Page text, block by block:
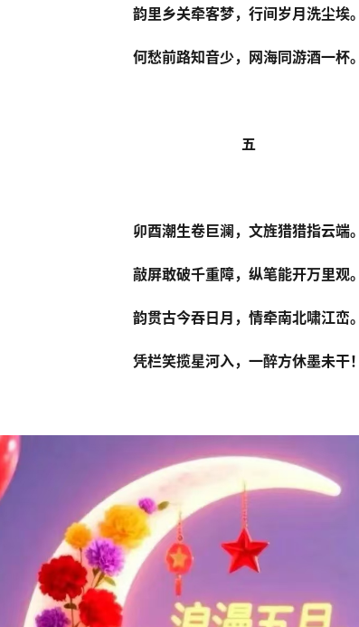
韵里乡关牵客梦，行间岁月洗尘埃。
何愁前路知音少，网海同游酒一杯。
五
卯酉潮生卷巨澜，文旌猎猎指云端。
敲屏敢破千重障，纵笔能开万里观。
韵贯古今吞日月，情牵南北啸江峦。
凭栏笑揽星河入，一醉方休墨未干！